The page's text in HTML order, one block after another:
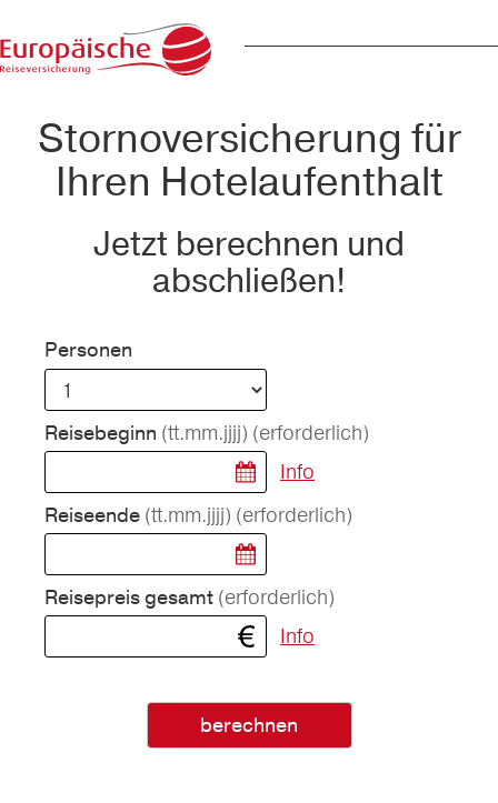
Stornoversicherung für
Ihren Hotelaufenthalt
Jetzt berechnen und
abschließen!
Personen
Reisebeginn (tt.mm.jjjj) (erforderlich)
Info
Reiseende (tt.mm.jjjj) (erforderlich)
Reisepreis gesamt (erforderlich)
Info
berechnen